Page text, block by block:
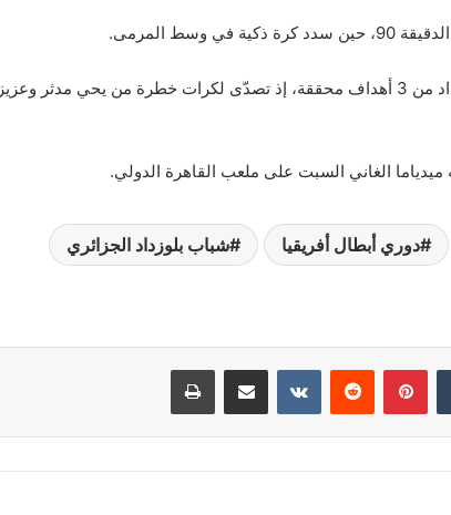
المرمى.
وأنقذ الحارس أليكسيس قندوز مرمى شباب بلوزداد من 3 أهداف محققة، إذ تصدّى لكرات خطرة من يحي مدثر وعزيز
الغاني السبت على ملعب القاهرة الدولي.
دوري أبطال أفريقيا شباب بلوزداد الجزائري
بينتيريست